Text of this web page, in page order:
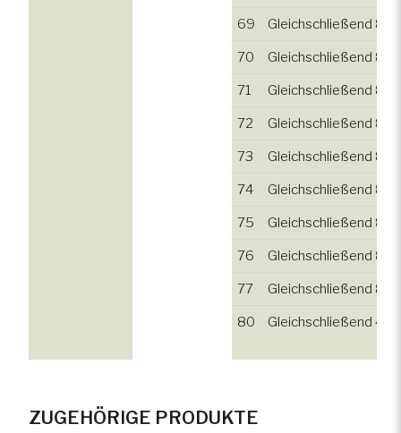
69 Gleichschließend 810
70 Gleichschließend 815
71 Gleichschließend 820
72 Gleichschließend 825
73 Gleichschließend 830
74 Gleichschließend 835
75 Gleichschließend 840
76 Gleichschließend 845
77 Gleichschließend 850
80 Gleichschließend 455
ZUGEHÖRIGE PRODUKTE